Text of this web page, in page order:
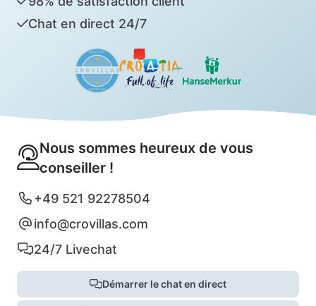
Chat en direct 24/7
Nous sommes heureux de vous
conseiller !
+49 521 92278504
info@crovillas.com
24/7 Livechat
Démarrer le chat en direct